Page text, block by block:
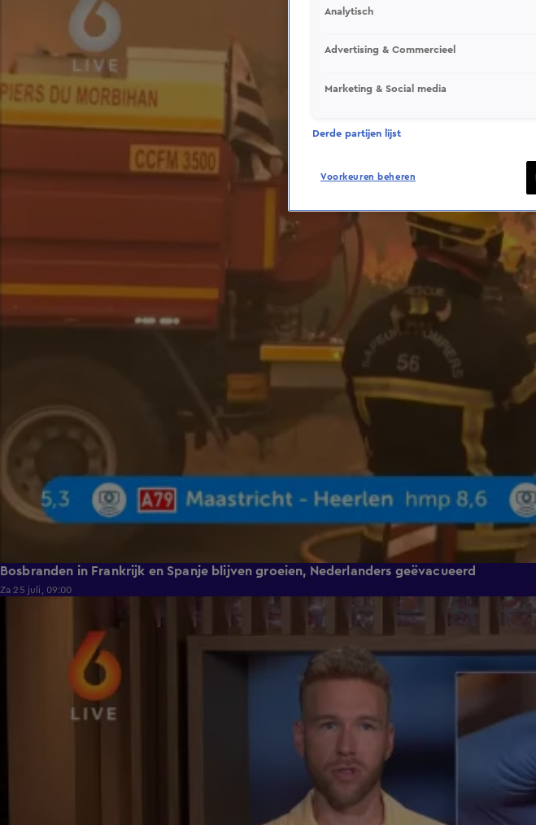
Bosbranden in Frankrijk en Spanje blijven groeien, Nederlanders geëvacueerd
Za 25 juli, 09:00
Analytisch
Advertising & Commercieel
Marketing & Social media
Derde partijen lijst
Voorkeuren beheren